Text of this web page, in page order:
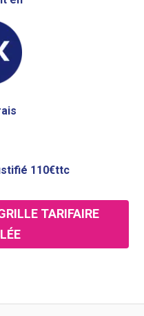
110€ttc
TARIFAIRE